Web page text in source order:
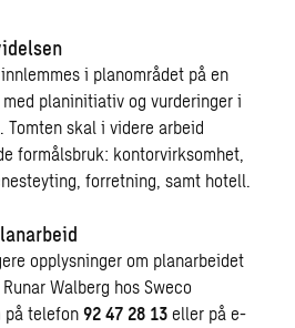
i planområdet på en
planinitiativ og vurderinger i
Tomten skal i videre arbeid
formålsbruk: kontorvirksomhet,
forretning, samt hotell.
opplysninger om planarbeidet
Walberg hos Sweco
på telefon92 47 28 13eller på e-